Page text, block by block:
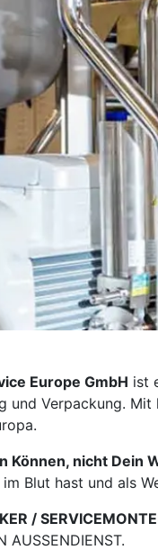
Europe GmbH ist
und Verpackung.
Können, nicht Dein
im Blut hast und als
/
AUSSENDIENST.